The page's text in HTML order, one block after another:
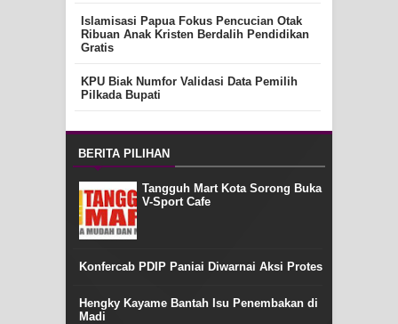
Islamisasi Papua Fokus Pencucian Otak
Ribuan Anak Kristen Berdalih Pendidikan
Gratis
KPU Biak Numfor Validasi Data Pemilih
Pilkada Bupati
BERITA PILIHAN
Tangguh Mart Kota Sorong Buka
V-Sport Cafe
Konfercab PDIP Paniai Diwarnai Aksi Protes
Hengky Kayame Bantah Isu Penembakan di
Madi